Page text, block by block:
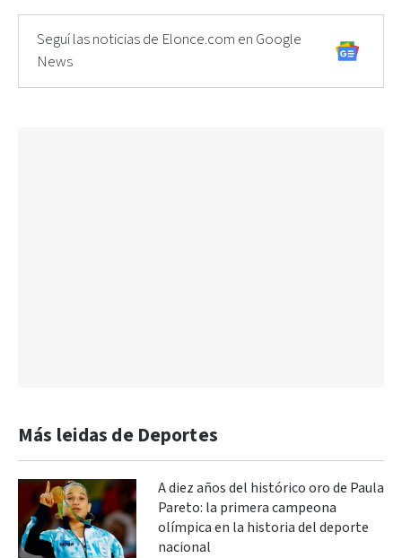
Seguí las noticias de Elonce.com en Google
News
Más leidas de Deportes
A diez años del histórico oro de Paula
Pareto: la primera campeona
olímpica en la historia del deporte
nacional